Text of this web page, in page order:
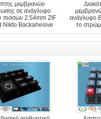
μεμβρανών
σε ανάγλυφο
πισσών 2.54mm ZIF
Nikto Backahesive
ανάγλυφο
το